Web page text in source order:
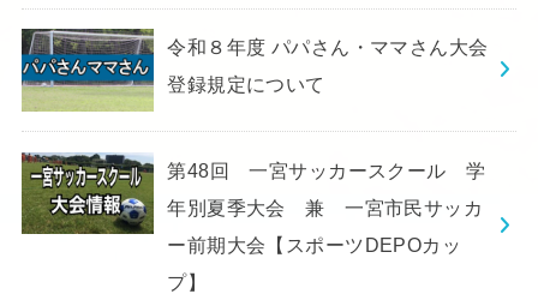
令和８年度 パパさん・ママさん大会
登録規定について
第48回 一宮サッカースクール 学
年別夏季大会 兼 一宮市民サッカ
ー前期大会【スポーツDEPOカッ
プ】